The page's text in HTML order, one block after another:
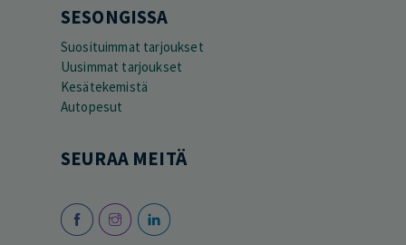
SESONGISSA
Suosituimmat tarjoukset
Uusimmat tarjoukset
Kesätekemistä
Autopesut
SEURAA MEITÄ